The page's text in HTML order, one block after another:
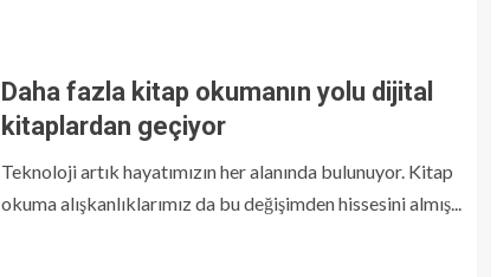
Daha fazla kitap okumanın yolu dijital
kitaplardan geçiyor
Teknoloji artık hayatımızın her alanında bulunuyor. Kitap
okuma alışkanlıklarımız da bu değişimden hissesini almış...